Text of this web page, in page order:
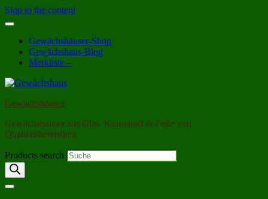
Skip to the content
Gewächshäuser-Shop
Gewächshaus-Blog
Merkliste –
Gewächshäuser
Gewächshäuser aus Glas, Kunststoff & Folie von
Qualitätsherstellern
Products search